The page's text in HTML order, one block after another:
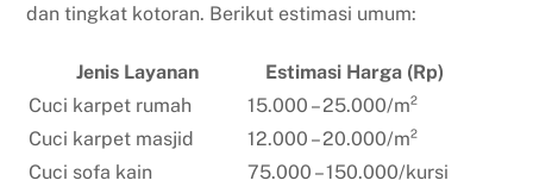
dan tingkat kotoran. Berikut estimasi umum:
Jenis Layanan
Estimasi Harga (Rp)
Cuci karpet rumah
15.000 – 25.000/m²
Cuci karpet masjid
12.000 – 20.000/m²
Cuci sofa kain
75.000 – 150.000/kursi